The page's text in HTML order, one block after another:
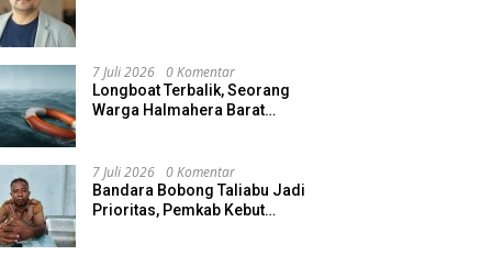
7 Juli 2026 0 Komentar
Longboat Terbalik, Seorang
Warga Halmahera Barat
7 Juli 2026 0 Komentar
Bandara Bobong Taliabu Jadi
Prioritas, Pemkab Kebut